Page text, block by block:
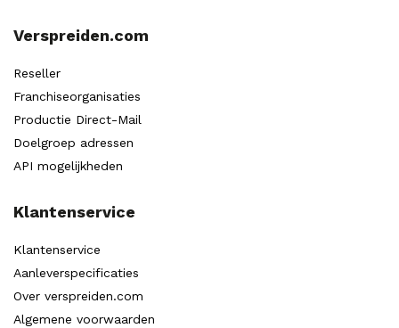
Verspreiden.com
Reseller
Franchiseorganisaties
Productie Direct-Mail
Doelgroep adressen
API mogelijkheden
Klantenservice
Klantenservice
Aanleverspecificaties
Over verspreiden.com
Algemene voorwaarden